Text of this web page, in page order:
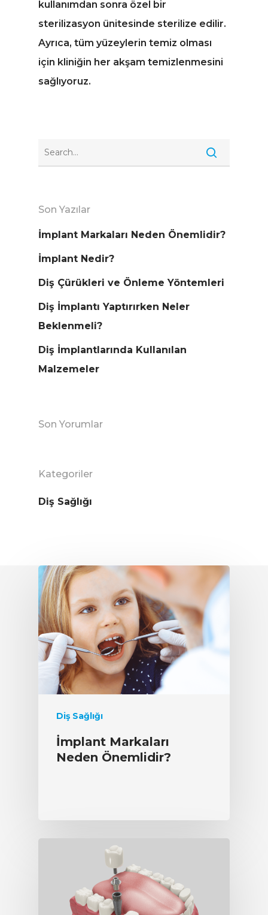
kullanımdan sonra özel bir
sterilizasyon ünitesinde sterilize edilir.
Ayrıca, tüm yüzeylerin temiz olması
için kliniğin her akşam temizlenmesini
sağlıyoruz.
Son Yazılar
İmplant Markaları Neden Önemlidir?
İmplant Nedir?
Diş Çürükleri ve Önleme Yöntemleri
Diş İmplantı Yaptırırken Neler
Beklenmeli?
Diş İmplantlarında Kullanılan
Malzemeler
Son Yorumlar
Kategoriler
Diş Sağlığı
Diş Sağlığı
İmplant Markaları
Neden Önemlidir?